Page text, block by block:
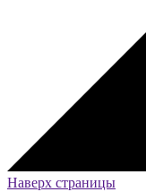
Наверх страницы